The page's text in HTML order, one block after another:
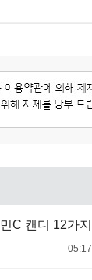
C 캔디 12가
05:17